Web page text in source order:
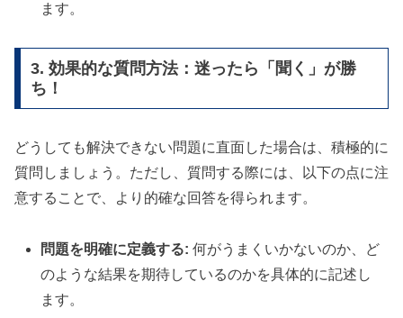
ます。
3. 効果的な質問方法：迷ったら「聞く」が勝
ち！
どうしても解決できない問題に直面した場合は、積極的に
質問しましょう。ただし、質問する際には、以下の点に注
意することで、より的確な回答を得られます。
問題を明確に定義する: 何がうまくいかないのか、ど
のような結果を期待しているのかを具体的に記述し
ます。